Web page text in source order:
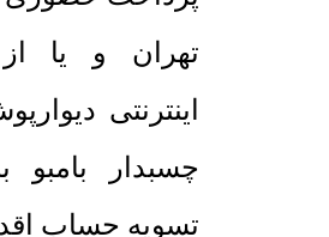
تهران و یا
اینترنتی
چسبدار بامبو
تسویه حساب